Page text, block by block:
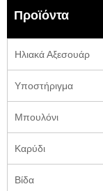
Προϊόντα
Ηλιακά Αξεσουάρ
Υποστήριγμα
Μπουλόνι
Καρύδι
Βίδα